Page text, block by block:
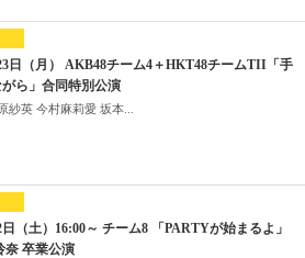
日（月） AKB48チーム4＋HKT48チームTII「手
ら」合同特別公演
紗英 今村麻莉愛 坂本...
日（土）16:00～ チーム8 「PARTYが始まるよ」
奈 卒業公演